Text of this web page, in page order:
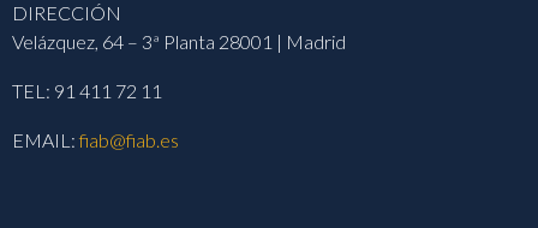
DIRECCIÓN
Velázquez, 64 – 3ª Planta 28001 | Madrid
TEL: 91 411 72 11
EMAIL:fiab@fiab.es